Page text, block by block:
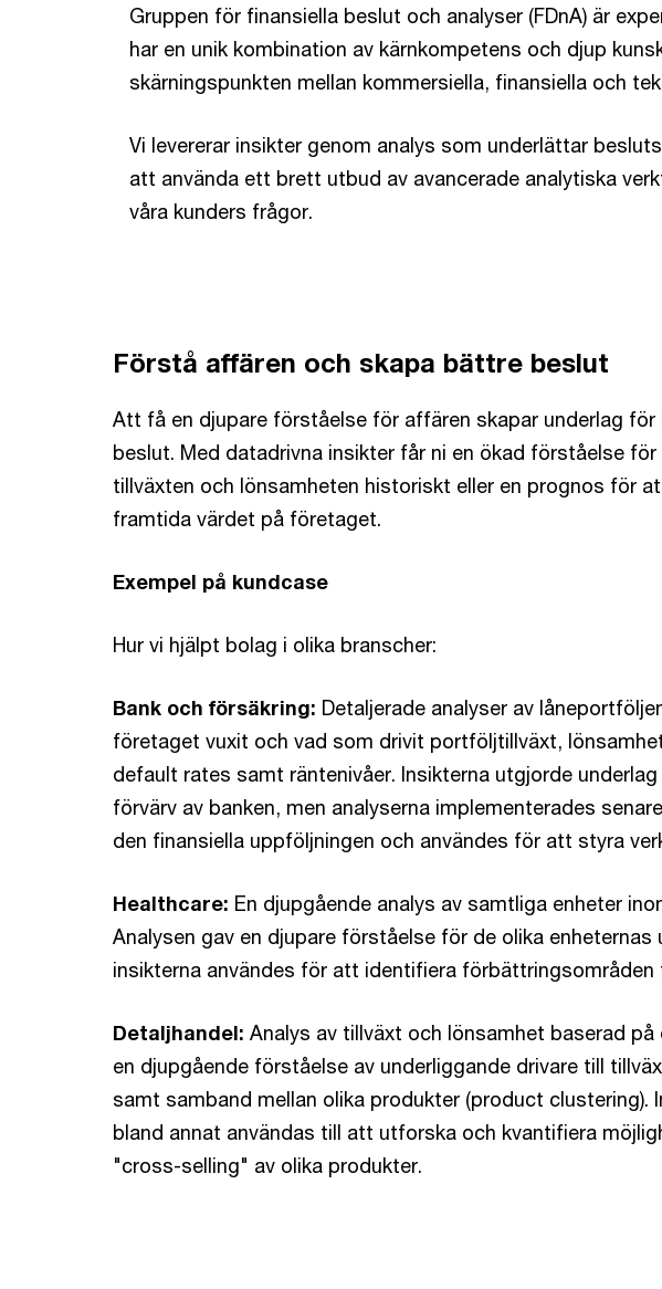
Gruppen för finansiella beslut och analyser (FDnA) är
har en unik kombination av kärnkompetens och djup
skärningspunkten mellan kommersiella, finansiella och
Vi levererar insikter genom analys som underlättar
att använda ett brett utbud av avancerade analytiska
våra kunders frågor.
Förstå affären och skapa bättre beslut
Att få en djupare förståelse för affären skapar underlag
beslut. Med datadrivna insikter får ni en ökad förståelse
tillväxten och lönsamheten historiskt eller en prognos för
framtida värdet på företaget.
Exempel på kundcase
Hur vi hjälpt bolag i olika branscher:
Bank och försäkring: Detaljerade analyser av
företaget vuxit och vad som drivit portföljtillväxt,
default rates samt räntenivåer. Insikterna utgjorde
förvärv av banken, men analyserna implementerades
den finansiella uppföljningen och användes för att styra
Healthcare: En djupgående analys av samtliga enheter
Analysen gav en djupare förståelse för de olika enheternas
insikterna användes för att identifiera förbättringsområden
Detaljhandel: Analys av tillväxt och lönsamhet baserad på
en djupgående förståelse av underliggande drivare till
samt samband mellan olika produkter (product clustering).
bland annat användas till att utforska och kvantifiera
"cross-selling" av olika produkter.